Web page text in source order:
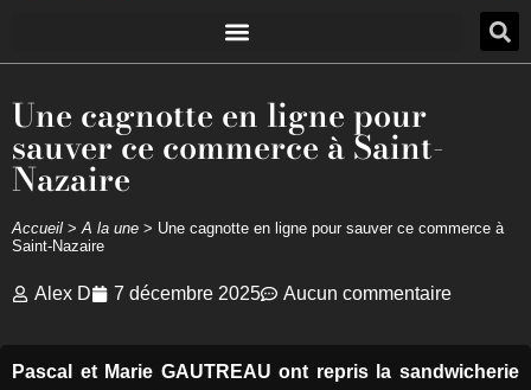
Une cagnotte en ligne pour
sauver ce commerce à Saint-
Nazaire
Accueil >A la une > Une cagnotte en ligne pour sauver ce commerce à
Saint-Nazaire
Alex D 7 décembre 2025 Aucun commentaire
Pascal et Marie GAUTREAU ont repris la sandwicherie